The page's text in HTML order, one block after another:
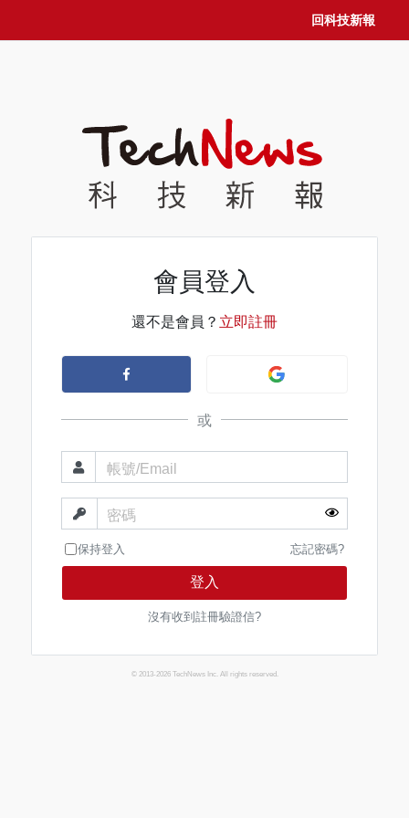
回科技新報
會員登入
還不是會員？ 立即註冊
或
帳號/Email
密碼
保持登入 忘記密碼?
登入
沒有收到註冊驗證信?
© 2013-2026 TechNews Inc. All rights reserved.